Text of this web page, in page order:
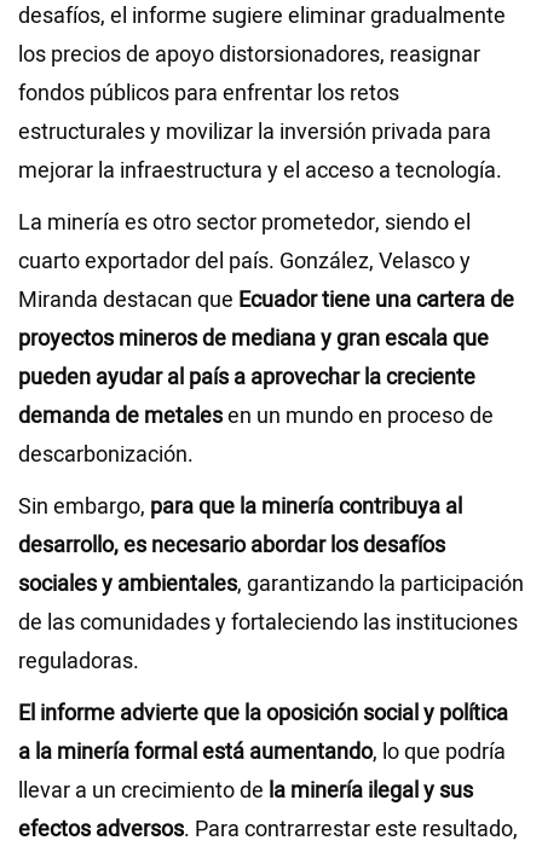
desafíos, el informe sugiere eliminar gradualmente
los precios de apoyo distorsionadores, reasignar
fondos públicos para enfrentar los retos
estructurales y movilizar la inversión privada para
mejorar la infraestructura y el acceso a tecnología.
La minería es otro sector prometedor, siendo el
cuarto exportador del país. González, Velasco y
Miranda destacan que Ecuador tiene una cartera de
proyectos mineros de mediana y gran escala que
pueden ayudar al país a aprovechar la creciente
demanda de metalesen un mundo en proceso de
descarbonización.
Sin embargo, para que la minería contribuya al
desarrollo, es necesario abordar los desafíos
sociales y ambientales, garantizando la participación
de las comunidades y fortaleciendo las instituciones
reguladoras.
El informe advierte que la oposición social y política
a la minería formal está aumentando, lo que podría
llevar a un crecimiento de la minería ilegal y sus
efectos adversos. Para contrarrestar este resultado,